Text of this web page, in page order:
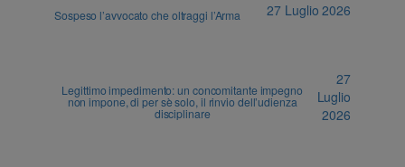
Sospeso l’avvocato che oltraggi l’Arma 27 Luglio 2026
Legittimo impedimento: un concomitante impegno
non impone, di per sè solo, il rinvio dell’udienza
disciplinare
27
Luglio
2026